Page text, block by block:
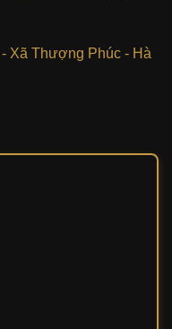
Xã Thượng Phúc - Hà